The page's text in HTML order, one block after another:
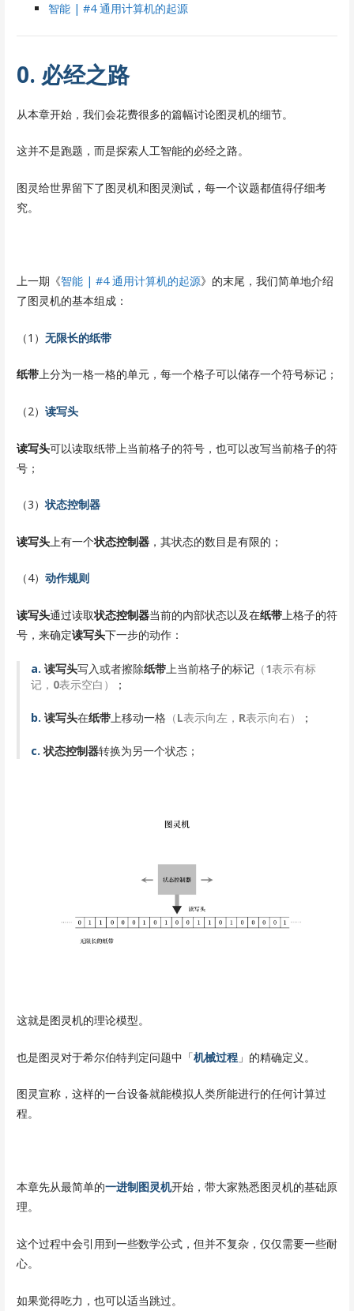
智能 | #4 通用计算机的起源
0. 必经之路
从本章开始，我们会花费很多的篇幅讨论图灵机的细节。
这并不是跑题，而是探索人工智能的必经之路。
图灵给世界留下了图灵机和图灵测试，每一个议题都值得仔细考
究。
上一期《智能 | #4 通用计算机的起源》的末尾，我们简单地介绍
了图灵机的基本组成：
（1） 无限长的纸带
纸带上分为一格一格的单元，每一个格子可以储存一个符号标记；
（2） 读写头
读写头可以读取纸带上当前格子的符号，也可以改写当前格子的符
号；
（3）状态控制器
读写头上有一个状态控制器，其状态的数目是有限的；
（4） 动作规则
读写头通过读取状态控制器当前的内部状态以及在纸带上格子的符
号，来确定读写头下一步的动作：
a. 读写头写入或者擦除纸带上当前格子的标记 （1表示有标
记， 0表示空白） ；
b. 读写头在纸带上移动一格 （L表示向左， R表示向右） ；
c. 状态控制器转换为另一个状态；
这就是图灵机的理论模型。
也是图灵对于希尔伯特判定问题中「机械过程」的精确定义。
图灵宣称，这样的一台设备就能模拟人类所能进行的任何计算过
程。
本章先从最简单的一进制图灵机开始，带大家熟悉图灵机的基础原
理。
这个过程中会引用到一些数学公式，但并不复杂，仅仅需要一些耐
心。
如果觉得吃力，也可以适当跳过。